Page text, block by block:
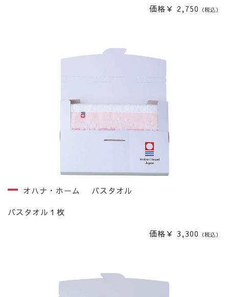
価格￥ 2,750 （税込）
オハナ・ホーム バスタオル
バスタオル１枚
価格￥ 3,300 （税込）